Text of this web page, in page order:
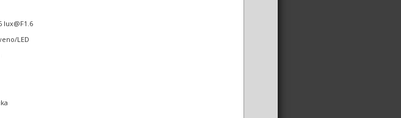
lux@F1.6
LED